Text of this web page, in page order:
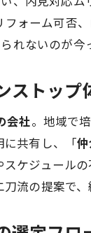
ォーム可否
れないのが今
ストップ
会社。地域で
に共有し、「
スケジュール
流の提案で、